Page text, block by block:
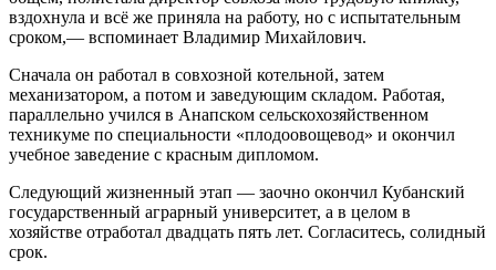
вздохнула и всё же приняла на работу, но с испытательным
сроком,— вспоминает Владимир Михайлович.
Сначала он работал в совхозной котельной, затем
механизатором, а потом и заведующим складом. Работая,
параллельно учился в Анапском сельскохозяйственном
техникуме по специальности «плодоовощевод» и окончил
учебное заведение с красным дипломом.
Следующий жизненный этап — заочно окончил Кубанский
государственный аграрный университет, а в целом в
хозяйстве отработал двадцать пять лет. Согласитесь, солидный
срок.